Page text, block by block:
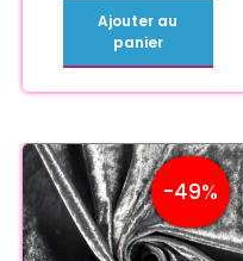
Ajouter au
panier
-49%